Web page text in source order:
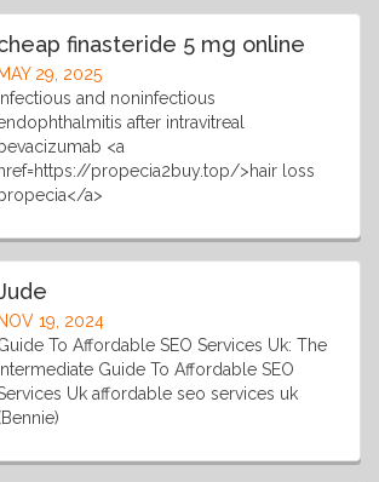
finasteride 5 mg online
MAY 29, 2025
Infectious and noninfectious
after intravitreal
bevacizumab <a
href=https://propecia2buy.top/>hair loss
a>
NOV 19, 2024
To Affordable SEO Services Uk: The
Intermediate Guide To Affordable SEO
Uk affordable seo services uk